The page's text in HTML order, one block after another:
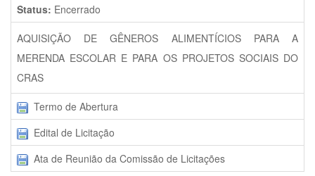
Status: Encerrado
AQUISIÇÃO DE GÊNEROS ALIMENTÍCIOS PARA A
MERENDA ESCOLAR E PARA OS PROJETOS SOCIAIS DO
CRAS
Termo de Abertura
Edital de Licitação
Ata de Reunião da Comissão de Licitações